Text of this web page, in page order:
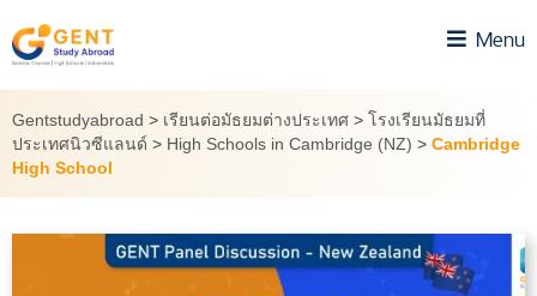
to
content
Menu
Gentstudyabroad > เรียนต่อมัธยมต่างประเทศ > โรงเรียนมัธยมที่
ประเทศนิวซีแลนด์ > High Schools in Cambridge (NZ) > Cambridge
High School